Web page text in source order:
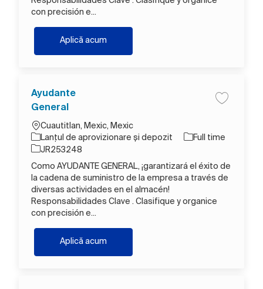
con precisión e...
Aplică acum
Ayudante
General
LocCuautitlan, Mexic, Mexic
Categorie
Lanțul de aprovizionare și depozit Tipul postului
Full time
Job Id
JR253248
Como AYUDANTE GENERAL, ¡garantizará el éxito de
la cadena de suministro de la empresa a través de
diversas actividades en el almacén!
Responsabilidades Clave . Clasifique y organice
con precisión e...
Salva
Aplică acum